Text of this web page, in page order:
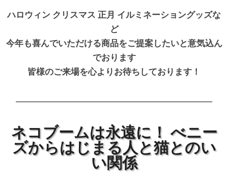
ハロウィン クリスマス 正月 イルミネーショングッズな
ど
今年も喜んでいただける商品をご提案したいと意気込ん
でおります
皆様のご来場を心よりお待ちしております！
ネコブームは永遠に！ べニー
ズからはじまる人と猫とのい
い関係